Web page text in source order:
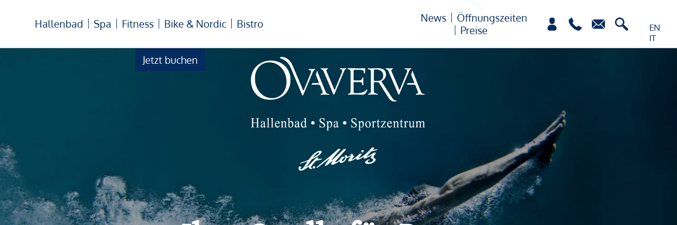
Jetzt buchen
EN
IT
Hallenbad Spa Fitness Bike & Nordic Bistro News
Öffnungszeiten
Preise